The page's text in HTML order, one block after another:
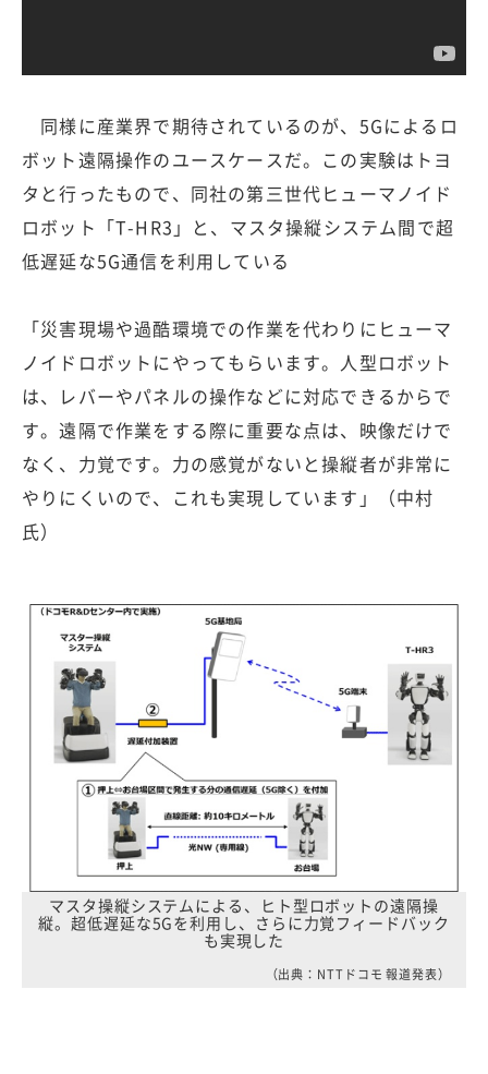
同様に産業界で期待されているのが、5Gによるロ
ボット遠隔操作のユースケースだ。この実験はトヨ
タと行ったもので、同社の第三世代ヒューマノイド
ロボット「T-HR3」と、マスタ操縦システム間で超
低遅延な5G通信を利用している
「災害現場や過酷環境での作業を代わりにヒューマ
ノイドロボットにやってもらいます。人型ロボット
は、レバーやパネルの操作などに対応できるからで
す。遠隔で作業をする際に重要な点は、映像だけで
なく、力覚です。力の感覚がないと操縦者が非常に
やりにくいので、これも実現しています」（中村
氏）
マスタ操縦システムによる、ヒト型ロボットの遠隔操
縦。超低遅延な5Gを利用し、さらに力覚フィードバック
も実現した
（出典：NTTドコモ 報道発表）